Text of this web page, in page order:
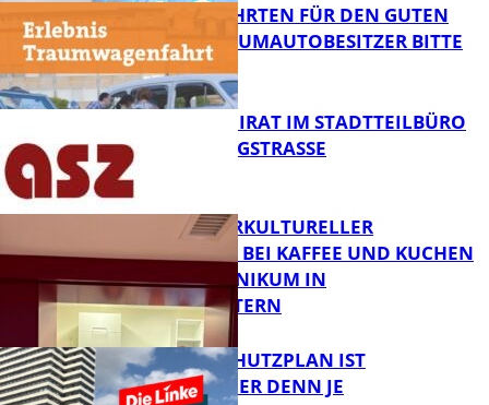
FB News
FB News
SPENDENFAHRTEN FÜR DEN GUTEN
ZWECK – TRAUMAUTOBESITZER BITTE
MELDEN!
FB News
SENIORENBEIRAT IM STADTTEILBÜRO
IN DER KÖNIGSTRASSE
FB Gesundheit
NEUER INTERKULTURELLER
TREFFPUNKT BEI KAFFEE UND KUCHEN
IM PFALZKLINIKUM IN
KAISERSLAUTERN
EIN HITZESCHUTZPLAN IST
NOTWENDIGER DENN JE